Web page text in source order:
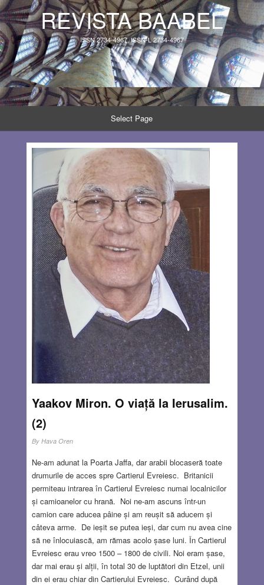
REVISTA BAABEL
ISSN 2734-4967, ISSN-L 2734-4967
Select Page
Yaakov Miron. O viață la Ierusalim.
(2)
By Hava Oren
Ne-am adunat la Poarta Jaffa, dar arabii blocaseră toate
drumurile de acces spre Cartierul Evreiesc. Britanicii
permiteau intrarea în Cartierul Evreiesc numai localnicilor
și camioanelor cu hrană. Noi ne-am ascuns într-un
camion care aducea pâine și am reușit să aducem și
câteva arme. De ieșit se putea ieși, dar cum nu avea cine
să ne înlocuiască, am rămas acolo șase luni. În Cartierul
Evreiesc erau vreo 1500 – 1800 de civili. Noi eram șase,
dar mai erau și alții, în total 30 de luptători din Etzel, unii
din ei erau chiar din Cartierului Evreiesc. Curând după